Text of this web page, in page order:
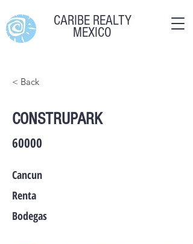
CARIBE REALTY
MEXICO
< Back
CONSTRUPARK
60000
Cancun
Renta
Bodegas